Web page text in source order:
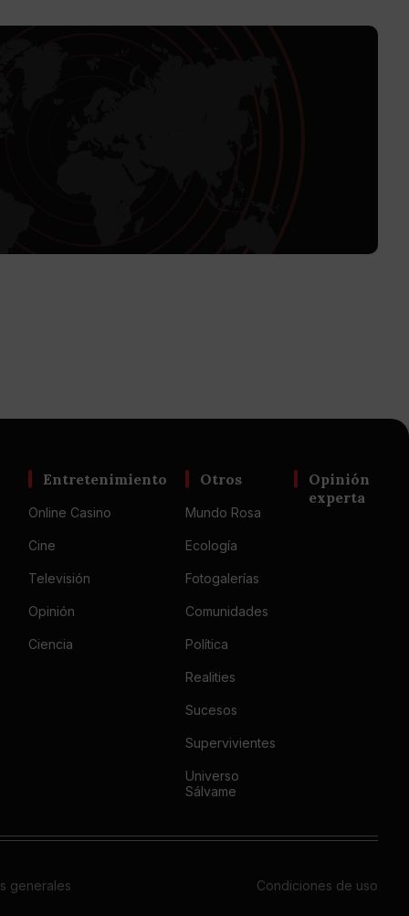
Entretenimiento
Online Casino
Cine
Televisión
Opinión
Ciencia
Otros
Mundo Rosa
Ecología
Fotogalerías
Comunidades
Política
Realities
Sucesos
Supervivientes
Universo
Sálvame
Opinión
experta
generales Condiciones de uso